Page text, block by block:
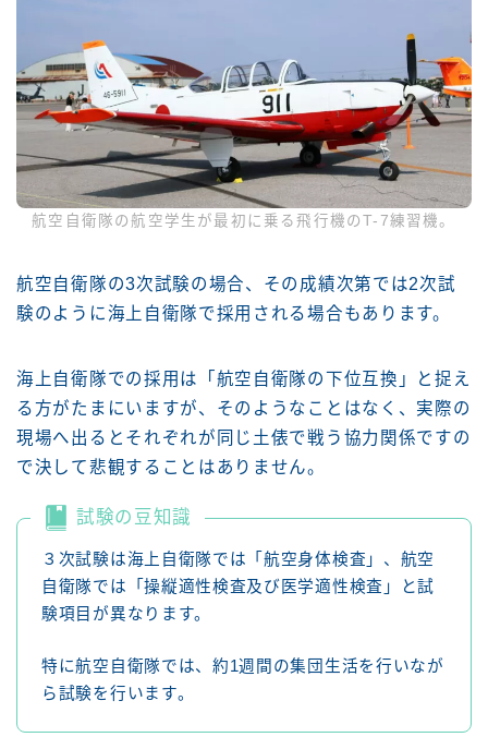
航空自衛隊の航空学生が最初に乗る飛行機のT-7練習機。
航空自衛隊の3次試験の場合、その成績次第では2次試
験のように海上自衛隊で採用される場合もあります。
海上自衛隊での採用は「航空自衛隊の下位互換」と捉え
る方がたまにいますが、そのようなことはなく、実際の
現場へ出るとそれぞれが同じ土俵で戦う協力関係ですの
で決して悲観することはありません。
試験の豆知識
３次試験は海上自衛隊では「航空身体検査」、航空
自衛隊では「操縦適性検査及び医学適性検査」と試
験項目が異なります。
特に航空自衛隊では、約1週間の集団生活を行いなが
ら試験を行います。